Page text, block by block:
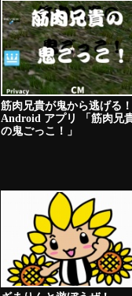
筋肉兄貴が鬼から逃げる
Android アプリ 「筋肉兄
の鬼ごっこ！」